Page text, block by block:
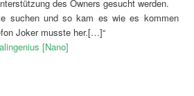
des Owners gesucht werden.
suchen und so kam es wie es kommen
Joker musste her.[…]“
[Nano]